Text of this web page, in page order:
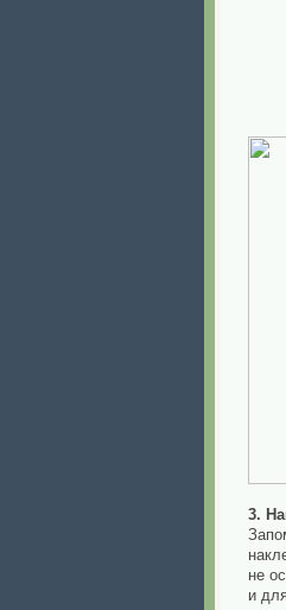
3.
не
и